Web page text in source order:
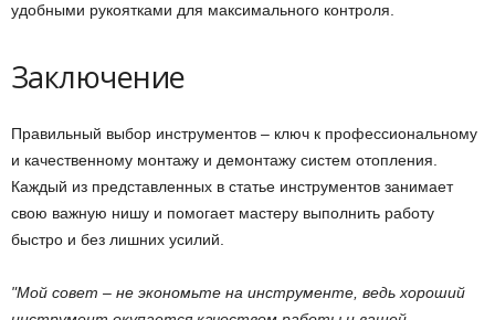
удобными рукоятками для максимального контроля.
Заключение
Правильный выбор инструментов – ключ к профессиональному
и качественному монтажу и демонтажу систем отопления.
Каждый из представленных в статье инструментов занимает
свою важную нишу и помогает мастеру выполнить работу
быстро и без лишних усилий.
Мой совет – не экономьте на инструменте, ведь хороший